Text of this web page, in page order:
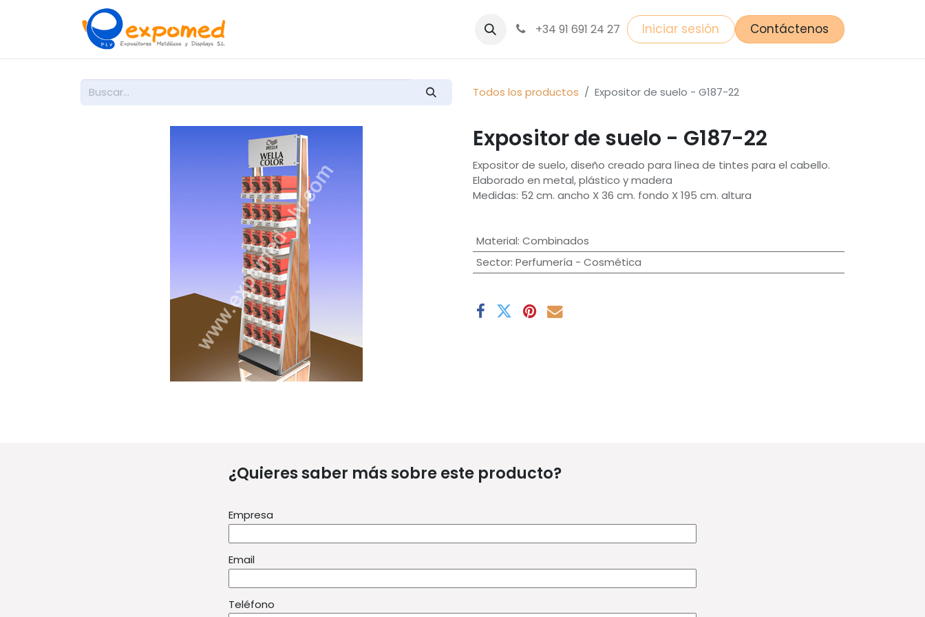
+34 91 691 24 27 Iniciar sesión Contáctenos
Todos los productos Expositor de suelo - G187-22
Expositor de suelo - G187-22
Expositor de suelo, diseño creado para línea de tintes para el cabello.
Elaborado en metal, plástico y madera
Medidas: 52 cm. ancho X 36 cm. fondo X 195 cm. altura
Material: Combinados
Sector: Perfumería - Cosmética
¿Quieres saber más sobre este producto?
Empresa
Email
Teléfono